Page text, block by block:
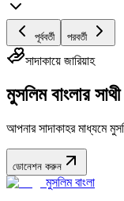
পূর্ববর্তী পরবর্তী
সাদাকায়ে জারিয়াহ
মুসলিম বাংলার
আপনার সাদাকাহর মাধ্যমে
ডোনেশন করুন
মুসলিম বাংলা